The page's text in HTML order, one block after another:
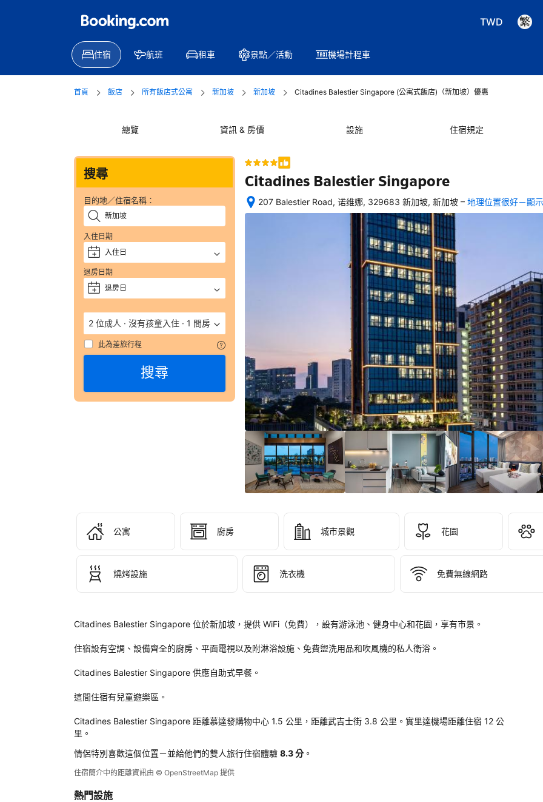
TWD
住宿 航班 租車 景點／活動 機場計程車
首頁 飯店 所有飯店式公寓 新加坡 新加坡 Citadines Balestier Singapore (公寓式飯店)（新加坡）優惠
總覽 資訊 & 房價 設施 住宿規定
搜尋
目的地／住宿名稱：
入住日期
+ 入住日
退房日期
+ 退房日
2 位成人 · 沒有孩童入住 · 1 間房
此為差旅行程
搜尋
Citadines Balestier Singapore
207 Balestier Road, 诺维娜, 329683 新加坡, 新加坡
完
括
電
話
號
碼
和
地
址，
都
會
列
預
認
函
和
戶
– 地理位置很好－顯
公寓 廚房 城市景觀 花園
燒烤設施 洗衣機 免費無線網路
Citadines Balestier Singapore 位於新加坡，提供 WiFi（免費），設有游泳池、健身中心和花園，享有市景。
住宿設有空調、設備齊全的廚房、平面電視以及附淋浴設施、免費盥洗用品和吹風機的私人衛浴。
Citadines Balestier Singapore 供應自助式早餐。
這間住宿有兒童遊樂區。
Citadines Balestier Singapore 距離慕達發購物中心 1.5 公里，距離武吉士街 3.8 公里。實里達機場距離住宿 12 公
里。
情侶特別喜歡這個位置－並給他們的雙人旅行住宿體驗 8.3 分 。
住宿簡介中的距離資訊由 © OpenStreetMap 提供
熱門設施